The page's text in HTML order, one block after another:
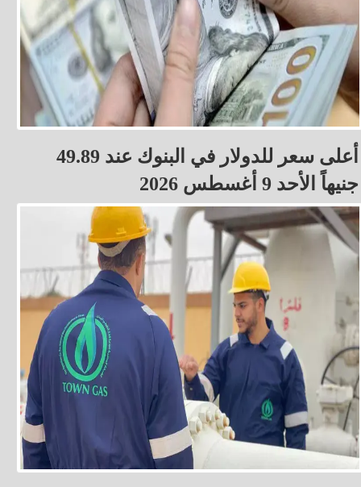
أعلى سعر للدولار في البنوك عند 49.89
جنيهاً الأحد 9 أغسطس 2026